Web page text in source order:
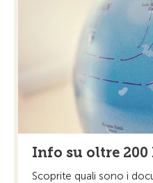
Info su oltre 200
Scoprite quali sono i